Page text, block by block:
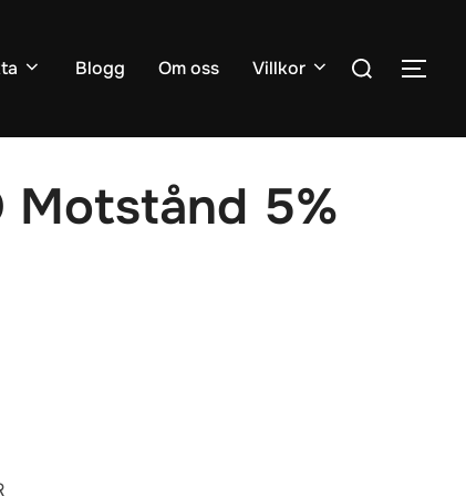
Blogg Om oss Villkor
Sök
efter:
SLÅ
Motstånd 5%